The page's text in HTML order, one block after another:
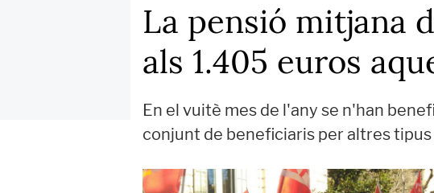
La pensió mitjana
als 1.405 euros
En el vuitè mes de l'any se n'han
conjunt de beneficiaris per altres